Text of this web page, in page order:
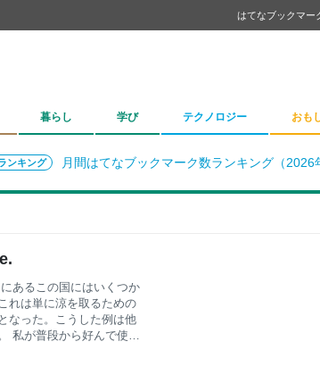
はてなブックマー
暮らし 学び テクノロジー おも
ンキング 月間はてなブックマーク数ランキング（2026
あるこの国にはいくつか
れは単に涼を取るための
なった。こうした例は他
私が普段から好んで使う
た概念だ。 感性さんの
を避けるために一部改